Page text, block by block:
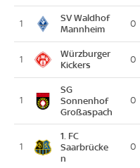
1
SV Waldhof
Mannheim
0
1
Würzburger
Kickers
0
1
SG
Sonnenhof
Großaspach
0
1
1. FC
Saarbrücke
n
0